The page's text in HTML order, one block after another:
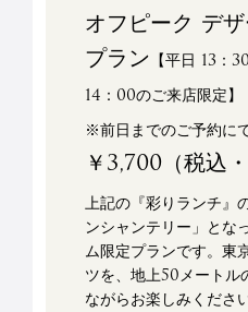
オフピーク デ
プラン 【平日 13：
14：00のご来店限定】
※前日までのご予約に
￥3,700（税込
上記の『彩りランチ』
ンシャンテリー」とな
ム限定プランです。東
ツを、地上50メートル
ながらお楽しみください